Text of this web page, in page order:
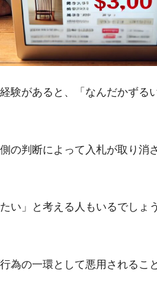
験があると、「なんだかずる
の判断によって入札が取り消
い」と考える人もいるでしょ
為の一環として悪用されるこ